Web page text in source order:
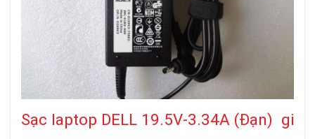
Sạc laptop DELL 19.5V-3.34A (Đạn) giá